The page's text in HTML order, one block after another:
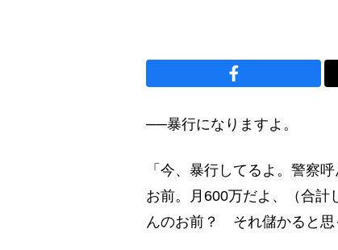
──暴行になりますよ。
「今、暴行してるよ。警察
お前。月600万だよ、（合計
んのお前？ それ儲かると思